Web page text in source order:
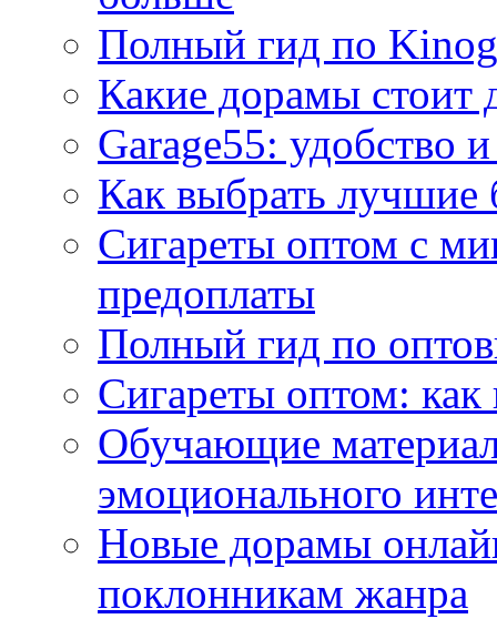
Полный гид по
Какие дорамы стоит
Garage55: удобство
Как выбрать
Сигареты оптом с
предоплаты
Полный гид по
Сигареты оптом:
Обучающие
эмоционального
Новые дорамы
поклонникам жанра